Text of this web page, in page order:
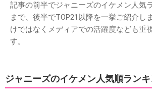
記事の前半でジャニーズのイケメン人気
まで、後半でTOP21以降を一挙ご紹介し
けではなくメディアでの活躍度なども重
す。
ジャニーズのイケメン人気順ラン